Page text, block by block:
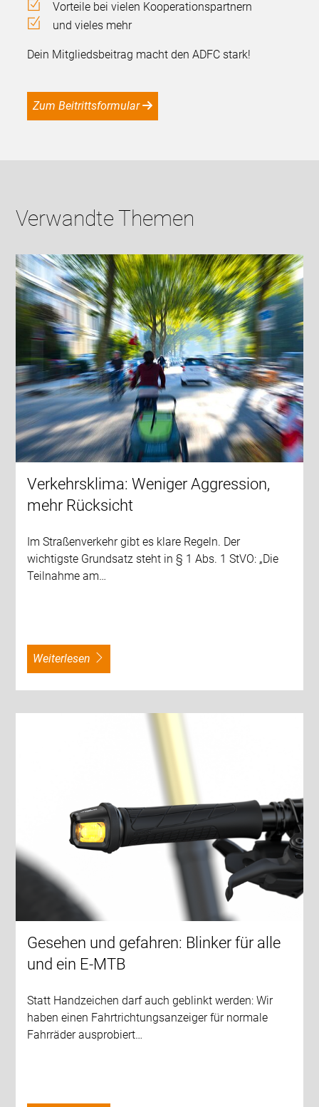
Vorteile bei vielen Kooperationspartnern
und vieles mehr
Dein Mitgliedsbeitrag macht den ADFC stark!
Zum Beitrittsformular
Verwandte Themen
Verkehrsklima: Weniger Aggression,
mehr Rücksicht
Im Straßenverkehr gibt es klare Regeln. Der
wichtigste Grundsatz steht in § 1 Abs. 1 StVO: „Die
Teilnahme am…
weiterlesen
Gesehen und gefahren: Blinker für alle
und ein E-MTB
Statt Handzeichen darf auch geblinkt werden: Wir
haben einen Fahrtrichtungsanzeiger für normale
Fahrräder ausprobiert…